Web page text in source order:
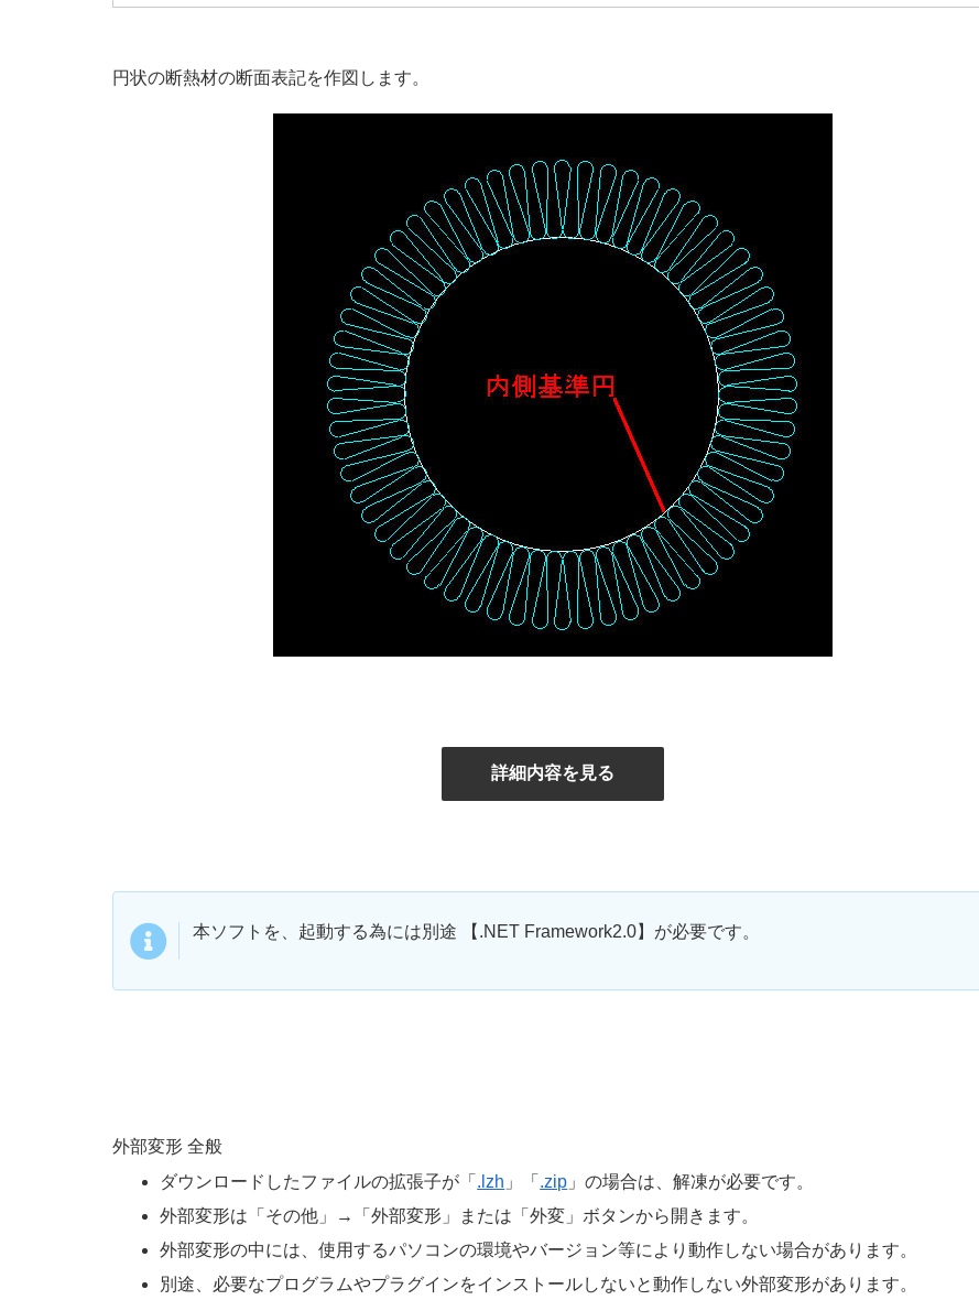
円状の断熱材の断面表記を作図します。
詳細内容を見る
本ソフトを、起動する為には別途 【.NET Framework2.0】が必要です。
外部変形 全般
ダウンロードしたファイルの拡張子が「 .lzh 」「 .zip 」の場合は、解凍が必要です。
外部変形は「その他」→「外部変形」または「外変」ボタンから開きます。
外部変形の中には、使用するパソコンの環境やバージョン等により動作しない場合があります。
別途、必要なプログラムやプラグインをインストールしないと動作しない外部変形があります。